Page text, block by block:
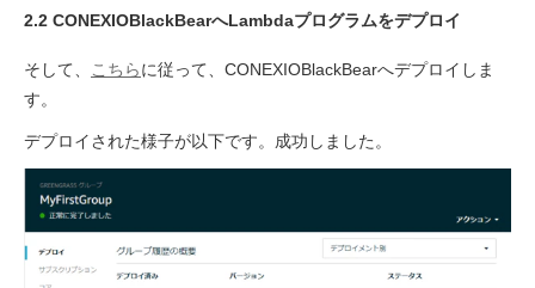
2.2 CONEXIOBlackBearへLambdaプログラムをデプロイ
そして、 こちらに従って、CONEXIOBlackBearへデプロイしま
す。
デプロイされた様子が以下です。成功しました。